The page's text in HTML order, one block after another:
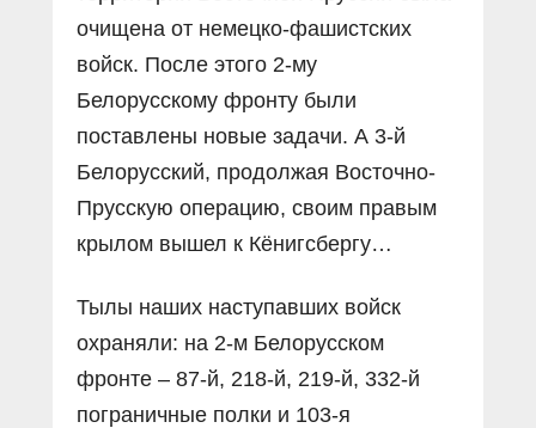
очищена от немецко-фашистских
войск. После этого 2-му
Белорусскому фронту были
поставлены новые задачи. А 3-й
Белорусский, продолжая Восточно-
Прусскую операцию, своим правым
крылом вышел к Кёнигсбергу…
Тылы наших наступавших войск
охраняли: на 2-м Белорусском
фронте – 87-й, 218-й, 219-й, 332-й
пограничные полки и 103-я